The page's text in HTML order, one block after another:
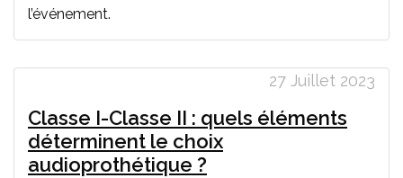
l’événement.
27 Juillet 2023
Classe I-Classe II : quels éléments
déterminent le choix
audioprothétique ?